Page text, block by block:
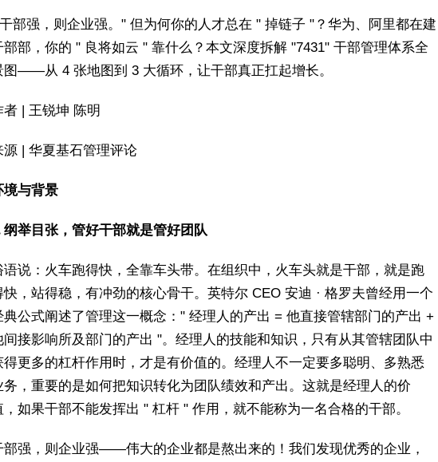
部强，则企业强。" 但为何你的人才总在 " 掉链子 "？华为、阿里都在建
部部，你的 " 良将如云 " 靠什么？本文深度拆解 "7431" 干部管理体系全
图——从 4 张地图到 3 大循环，让干部真正扛起增长。
者 | 王锐坤 陈明
源 | 华夏基石管理评论
境与背景
纲举目张，管好干部就是管好团队
语说：火车跑得快，全靠车头带。在组织中，火车头就是干部，就是跑
快，站得稳，有冲劲的核心骨干。英特尔 CEO 安迪 · 格罗夫曾经用一个
典公式阐述了管理这一概念：" 经理人的产出 = 他直接管辖部门的产出 +
间接影响所及部门的产出 "。经理人的技能和知识，只有从其管辖团队中
得更多的杠杆作用时，才是有价值的。经理人不一定要多聪明、多熟悉
务，重要的是如何把知识转化为团队绩效和产出。这就是经理人的价
，如果干部不能发挥出 " 杠杆 " 作用，就不能称为一名合格的干部。
部强，则企业强——伟大的企业都是熬出来的！我们发现优秀的企业，